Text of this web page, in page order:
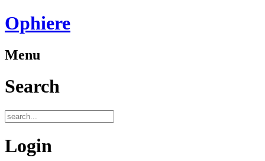
Ophiere
Menu
Search
Login